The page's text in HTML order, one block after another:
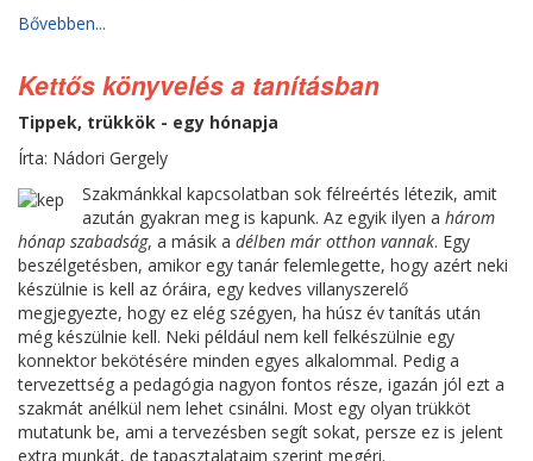
Bővebben...
Kettős könyvelés a tanításban
Tippek, trükkök - egy hónapja
Írta: Nádori Gergely
Szakmánkkal kapcsolatban sok félreértés létezik, amit
azután gyakran meg is kapunk. Az egyik ilyen a három
hónap szabadság, a másik a délben már otthon vannak. Egy
beszélgetésben, amikor egy tanár felemlegette, hogy azért neki
készülnie is kell az óráira, egy kedves villanyszerelő
megjegyezte, hogy ez elég szégyen, ha húsz év tanítás után
még készülnie kell. Neki például nem kell felkészülnie egy
konnektor bekötésére minden egyes alkalommal. Pedig a
tervezettség a pedagógia nagyon fontos része, igazán jól ezt a
szakmát anélkül nem lehet csinálni. Most egy olyan trükköt
mutatunk be, ami a tervezésben segít sokat, persze ez is jelent
extra munkát, de tapasztalataim szerint megéri.